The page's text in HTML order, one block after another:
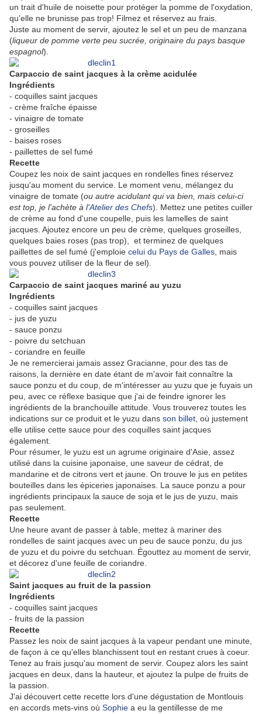
un trait d'huile de noisette pour protéger la pomme de l'oxydation,
qu'elle ne brunisse pas trop! Filmez et réservez au frais.
Juste au moment de servir, ajoutez le sel et un peu de manzana
(liqueur de pomme verte peu sucrée, originaire du pays basque
espagnol).
Carpaccio de saint jacques à la crème acidulée
Ingrédients
- coquilles saint jacques
- crème fraîche épaisse
- vinaigre de tomate
- groseilles
- baises roses
- paillettes de sel fumé
Recette
Coupez les noix de saint jacques en rondelles fines réservez
jusqu'au moment du service. Le moment venu, mélangez du
vinaigre de tomate (ou autre acidulant qui va bien, mais celui-ci
est top, je l'achète à l'Atelier des Chefs). Mettez une petites cuiller
de crème au fond d'une coupelle, puis les lamelles de saint
jacques. Ajoutez encore un peu de crème, quelques groseilles,
quelques baies roses (pas trop), et terminez de quelques
paillettes de sel fumé (j'emploie celui du Pays de Galles , mais
vous pouvez utiliser de la fleur de sel).
Carpaccio de saint jacques mariné au yuzu
Ingrédients
- coquilles saint jacques
- jus de yuzu
- sauce ponzu
- poivre du setchuan
- coriandre en feuille
Je ne remercierai jamais assez Gracianne, pour des tas de
raisons, la dernière en date étant de m'avoir fait connaître la
sauce ponzu et du coup, de m'intéresser au yuzu que je fuyais un
peu, avec ce réflexe basique que j'ai de feindre ignorer les
ingrédients de la branchouille attitude. Vous trouverez toutes les
indications sur ce produit et le yuzu dans son billet , où justement
elle utilise cette sauce pour des coquilles saint jacques
également.
Pour résumer, le yuzu est un agrume originaire d'Asie, assez
utilisé dans la cuisine japonaise, une saveur de cédrat, de
mandarine et de citrons vert et jaune. On trouve le jus en petites
bouteilles dans les épiceries japonaises. La sauce ponzu a pour
ingrédients principaux la sauce de soja et le jus de yuzu, mais
pas seulement.
Recette
Une heure avant de passer à table, mettez à mariner des
rondelles de saint jacques avec un peu de sauce ponzu, du jus
de yuzu et du poivre du setchuan. Égouttez au moment de servir,
et décorez d'une feuille de coriandre.
Saint jacques au fruit de la passion
Ingrédients
- coquilles saint jacques
- fruits de la passion
Recette
Passez les noix de saint jacques à la vapeur pendant une minute,
de façon à ce qu'elles blanchissent tout en restant crues à coeur.
Tenez au frais jusqu'au moment de servir. Coupez alors les saint
jacques en deux, dans la hauteur, et ajoutez la pulpe de fruits de
la passion.
J'ai découvert cette recette lors d'une dégustation de Montlouis
en accords mets-vins où Sophie a eu la gentillesse de me